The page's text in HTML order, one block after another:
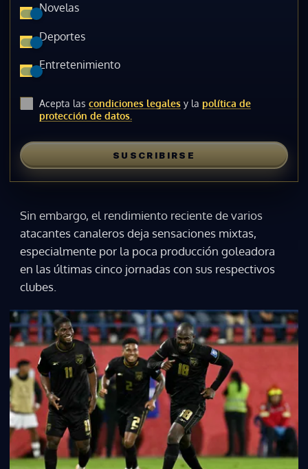
Novelas
Deportes
Entretenimiento
Acepta las condiciones legales y la política de
protección de datos.
SUSCRIBIRSE
Sin embargo, el rendimiento reciente de varios
atacantes canaleros deja sensaciones mixtas,
especialmente por la poca producción goleadora
en las últimas cinco jornadas con sus respectivos
clubes.